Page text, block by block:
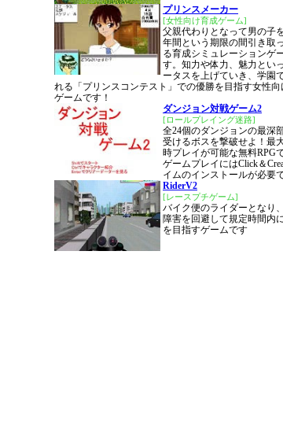
プリンスメーカー
[女性向け育成ゲーム]
父親代わりとなって男の子
年間という期限の間引き取
る育成シミュレーションゲ
す。知力や体力、魅力とい
ータスを上げていき、学園
れる「プリンスコンテスト」での優勝を目指す女性向
ゲームです！
ダンジョン対戦ゲーム2
[ロールプレイング迷路]
全24個のダンジョンの最深
受けるボスを撃破せよ！最
時プレイが可能な無料RPG
ゲームプレイにはClick＆
イムのインストールが必要
RiderV2
[レースプチゲーム]
バイク便のライダーとなり
障害を回避して規定時間内
を目指すゲームです